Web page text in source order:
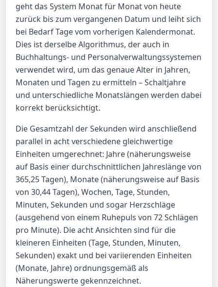
geht das System Monat für Monat von heute
zurück bis zum vergangenen Datum und leiht sich
bei Bedarf Tage vom vorherigen Kalendermonat.
Dies ist derselbe Algorithmus, der auch in
Buchhaltungs- und Personalverwaltungssystemen
verwendet wird, um das genaue Alter in Jahren,
Monaten und Tagen zu ermitteln – Schaltjahre
und unterschiedliche Monatslängen werden dabei
korrekt berücksichtigt.
Die Gesamtzahl der Sekunden wird anschließend
parallel in acht verschiedene gleichwertige
Einheiten umgerechnet: Jahre (näherungsweise
auf Basis einer durchschnittlichen Jahreslänge von
365,25 Tagen), Monate (näherungsweise auf Basis
von 30,44 Tagen), Wochen, Tage, Stunden,
Minuten, Sekunden und sogar Herzschläge
(ausgehend von einem Ruhepuls von 72 Schlägen
pro Minute). Die acht Ansichten sind für die
kleineren Einheiten (Tage, Stunden, Minuten,
Sekunden) exakt und bei variierenden Einheiten
(Monate, Jahre) ordnungsgemäß als
Näherungswerte gekennzeichnet.